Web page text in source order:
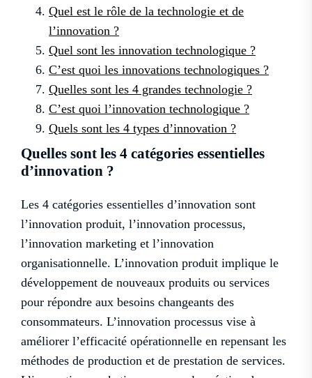
Quel est le rôle de la technologie et de
l’innovation ?
Quel sont les innovation technologique ?
C’est quoi les innovations technologiques ?
Quelles sont les 4 grandes technologie ?
C’est quoi l’innovation technologique ?
Quels sont les 4 types d’innovation ?
Quelles sont les 4 catégories essentielles
d’innovation ?
Les 4 catégories essentielles d’innovation sont
l’innovation produit, l’innovation processus,
l’innovation marketing et l’innovation
organisationnelle. L’innovation produit implique le
développement de nouveaux produits ou services
pour répondre aux besoins changeants des
consommateurs. L’innovation processus vise à
améliorer l’efficacité opérationnelle en repensant les
méthodes de production et de prestation de services.